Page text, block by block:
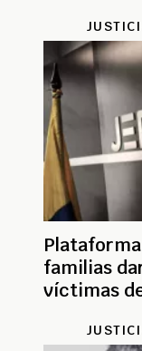
familias
víctimas